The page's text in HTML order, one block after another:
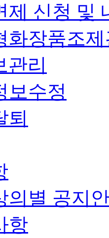
제 신청 및
화장품조
관리
보수정
퇴
의별 공지
항